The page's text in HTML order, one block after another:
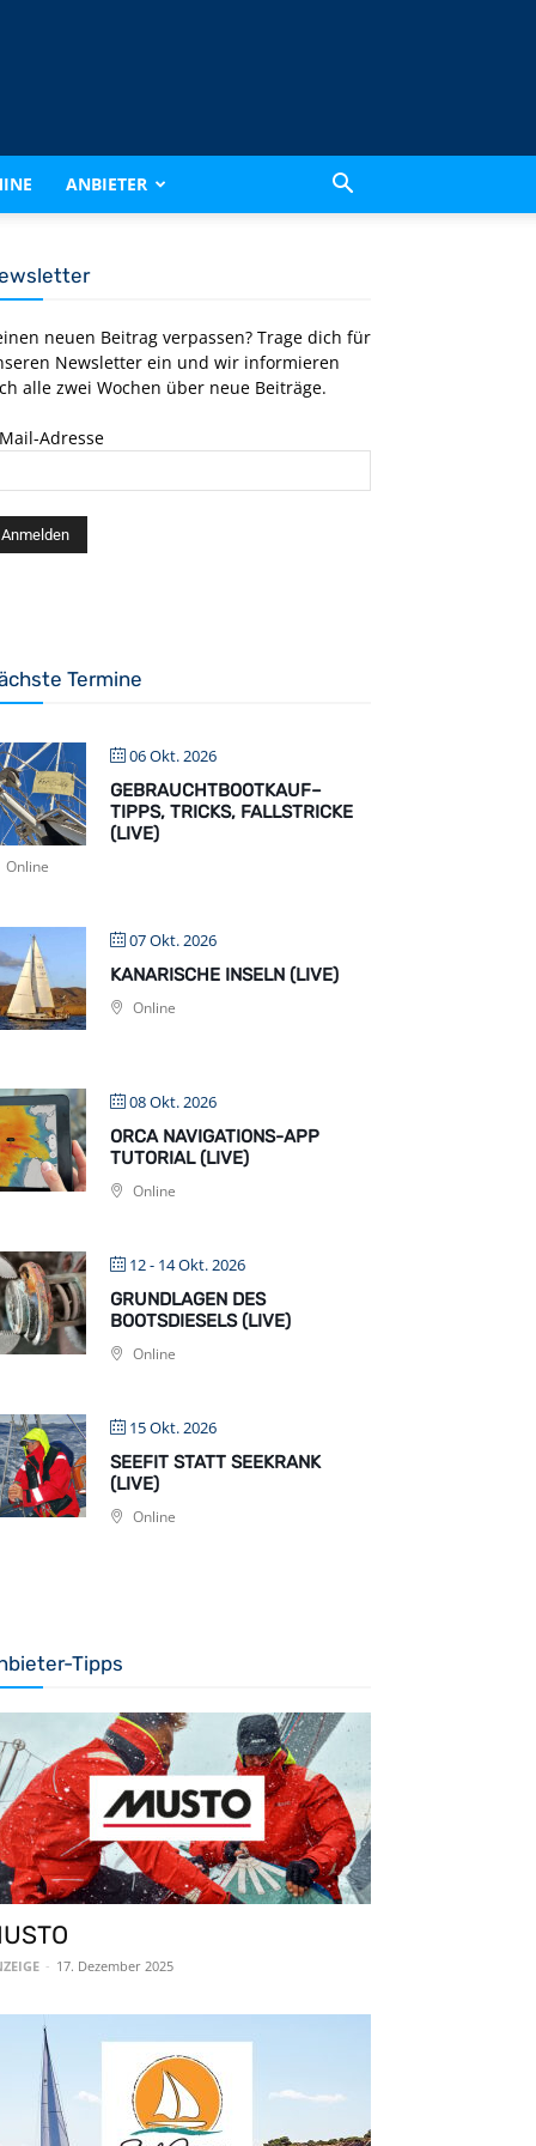
ANBIETER
neuen Beitrag verpassen? Trage dich für
Newsletter ein und wir informieren
alle zwei Wochen über neue Beiträge.
Adresse
Termine
06 Okt. 2026
GEBRAUCHTBOOTKAUF–
TIPPS, TRICKS, FALLSTRICKE
(LIVE)
Online
07 Okt. 2026
KANARISCHE INSELN (LIVE)
Online
08 Okt. 2026
ORCA NAVIGATIONS-APP
TUTORIAL (LIVE)
Online
12 - 14 Okt. 2026
GRUNDLAGEN DES
BOOTSDIESELS (LIVE)
Online
15 Okt. 2026
SEEFIT STATT SEEKRANK
(LIVE)
Online
Tipps
- 17. Dezember 2025